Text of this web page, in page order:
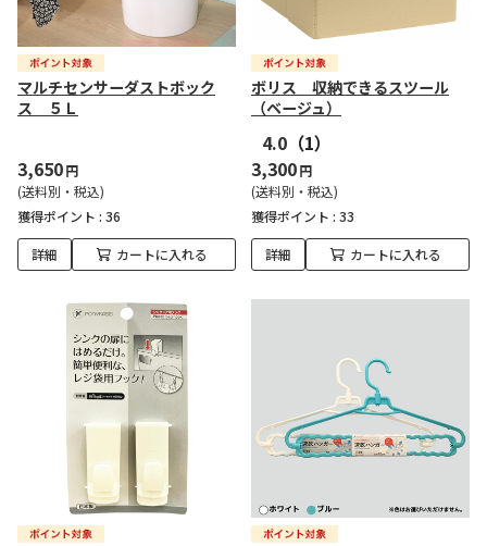
マルチセンサーダストボック
ス ５Ｌ
3,650円
(送料別・税込)
獲得ポイント : 36
詳細 カートに入れる
ボリス 収納できるスツール
（ベージュ）
4.0 （1）
3,300円
(送料別・税込)
獲得ポイント : 33
詳細 カートに入れる